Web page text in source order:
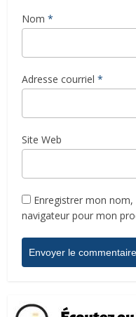
Nom *
Adresse courriel *
Site Web
Enregistrer mon
navigateur pour mon